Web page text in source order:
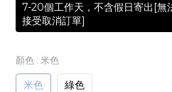
7-20個工作天，不含假日寄出[無
接受取消訂單]
顏色 : 米色
米色 綠色